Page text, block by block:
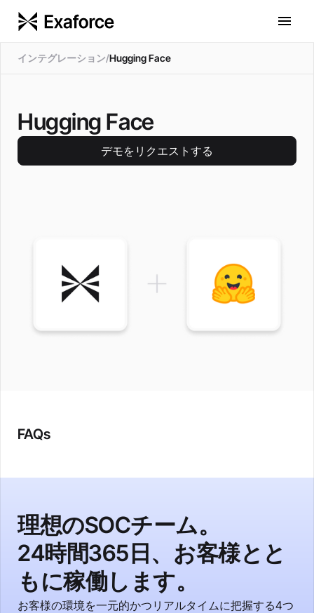
インテグレーション/Hugging Face
Hugging Face
デモをリクエストする
FAQs
理想のSOCチーム。
24時間365日、お客様とと
もに稼働します。
お客様の環境を一元的かつリアルタイムに把握する4つ